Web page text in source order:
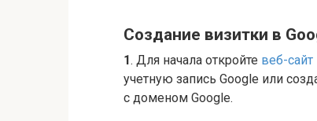
Создание визитки в
1. Для начала откройте веб-сайт
учетную запись Google или
с доменом Google.